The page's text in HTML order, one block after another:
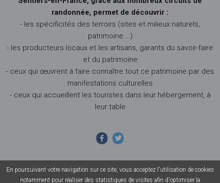
randonnée, permet de découvrir :
- les spécificités des terroirs (sites et milieux naturels,
patrimoine …)
- les producteurs locaux et les artisans, garants du savoir-faire
et du patrimoine
- ceux qui œuvrent à faire connaître tout ce patrimoine par des
manifestations culturelles
- ceux qui accueillent les touristes dans leur hébergement, à
leur table
© 2026 Sentiers en France - Tous droits réservés - Photos non
En poursuivant votre navigation sur ce site, vous acceptez l'utilisation de cookies
notamment pour réaliser des statistiques de visites afin d'optimiser la